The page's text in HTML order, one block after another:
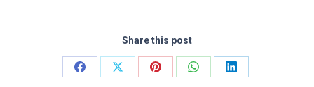
Share this post
Share
Share
Share
Share
Share